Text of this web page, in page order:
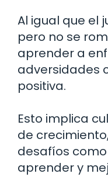
Al igual que el
pero no se
aprender a
adversidades
positiva.
Esto implica
de
desafíos
aprender y